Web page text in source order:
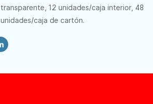
transparente, 12 unidades/caja interior, 48
unidades/caja de cartón.